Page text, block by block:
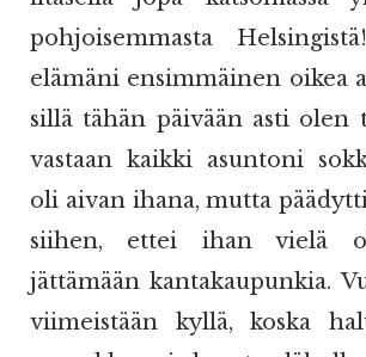
pohjoisemmasta
elämäni ensimmäinen oikea
sillä tähän päivään asti olen
vastaan kaikki asuntoni
oli aivan ihana, mutta
siihen, ettei ihan vielä
jättämään kantakaupunkia.
viimeistään kyllä, koska